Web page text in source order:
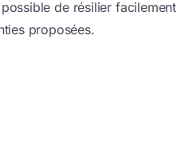
de résilier facilement
proposées.